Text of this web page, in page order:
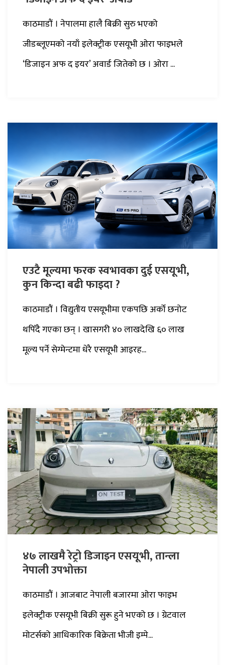
काठमाडौं । नेपालमा हालै बिक्री सुरु भएको
जीडब्लूएमको नयाँ इलेक्ट्रीक एसयूभी ओरा फाइभले
‘डिजाइन अफ द इयर’ अवार्ड जितेको छ । ओरा ...
एउटै मूल्यमा फरक स्वभावका दुई एसयूभी,
कुन किन्दा बढी फाइदा ?
काठमाडौं । विद्युतीय एसयूभीमा एकपछि अर्को छनोट
थपिँदै गएका छन् । खासगरी ४० लाखदेखि ६० लाख
मूल्य पर्ने सेग्मेन्टमा धेरै एसयूभी आइरह...
४७ लाखमै रेट्रो डिजाइन एसयूभी, तान्ला
नेपाली उपभोक्ता
काठमाडौं । आजबाट नेपाली बजारमा ओरा फाइभ
इलेक्ट्रीक एसयूभी बिक्री सुरू हुने भएको छ । ग्रेटवाल
मोटर्सको आधिकारिक बिक्रेता भीजी इम्पे...